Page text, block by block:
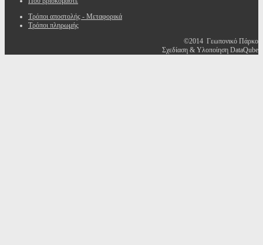
Τρόποι αποστολής - Μεταφορικά
Τρόποι πληρωμής
©2014 Γεωπονικό Πάρκο
Σχεδίαση & Υλοποίηση DataQube